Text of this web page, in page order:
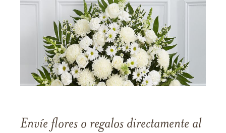
Envíe flores o regalos directamente al